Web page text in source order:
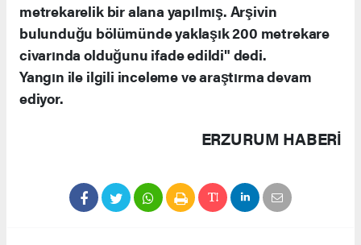
metrekarelik bir alana yapılmış. Arşivin
bulunduğu bölümünde yaklaşık 200 metrekare
civarında olduğunu ifade edildi" dedi.
Yangın ile ilgili inceleme ve araştırma devam
ediyor.
ERZURUM HABERİ